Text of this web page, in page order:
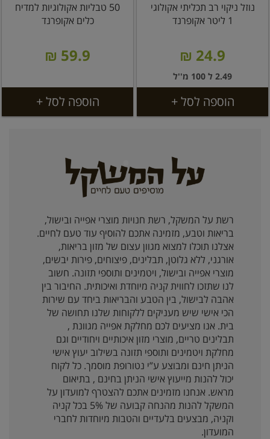
נוזל ניקוי רב תכליתי אקולוגי
1 ליטר אקופרנד
24.9 ₪
2.49 ל 100 מ''ל
הוספה לסל +
50 טבליות אקולוגיות למדיח
כלים אקופרנד
59.9 ₪
הוספה לסל +
רשת על המשקל, רשת חנויות מוצרי אפייה ובישול,
בריאות וטבע, מזמינה אתכם להוסיף עוד טעם לחיים.
אצלנו תוכלו למצוא מגוון עצום של מזון בריאות,
אורגני, ללא גלוטן, תבלינים, פיצוחים, פירות יבשים,
מוצרי אפייה ובישול, ויטמינים ותוספי תזונה. חשוב
לנו שתזכו לחווית קניה מיוחדת ואיכותית. החיבור בין
אהבה לבישול, בין הטבע והבריאות ביחד עם שירות
הכי אישי שיש מעניקים ללקוחות שלנו תחושה של
בית. אנו מציעים לכם מחלקת אפייה מגוונת ,
תבלינים טריים, מוצרי מזון איכותיים ויחודיים וגם
מחלקת ויטמינים ותוספי תזונה בשילוב יעוץ אישי
הניתן חינם ומבוצע ע”י נטורופת מוסמך. כל לקוח
יכול להנות מייעוץ אישי הניתן בחינם , בתיאום
מראש. אנחנו מזמינים אתכם להצטרף למועדון על
המשקל להנות מהנחה קבועה של 5% בכל קניה
וקניה, מבצעים בלעדיים והטבות מיוחדות לחברי
המועדון.